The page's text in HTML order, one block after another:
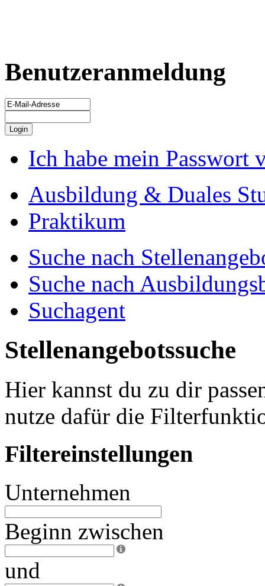
Benutzeranmeldung
Ich habe mein Passwort
Ausbildung & Duales
Praktikum
Suche nach
Suche nach
Suchagent
Stellenangebotssuche
Hier kannst du zu dir
nutze dafür die
Filtereinstellungen
Unternehmen
Beginn zwischen
und